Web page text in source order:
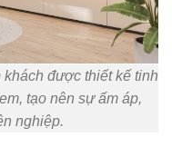
được thiết kế tinh
tạo nên sự ấm áp,
nghiệp.